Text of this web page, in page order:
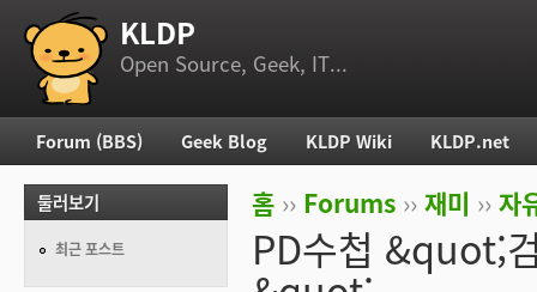
부 메뉴 KLDP
Open Source, Geek, IT...
현재 위치
홈 ›› Forums ›› 재미 ›› 자
PD수첩 &quot;
주 메뉴
Forum (BBS) Geek Blog KLDP Wiki KLDP.net
둘러보기
최근 포스트